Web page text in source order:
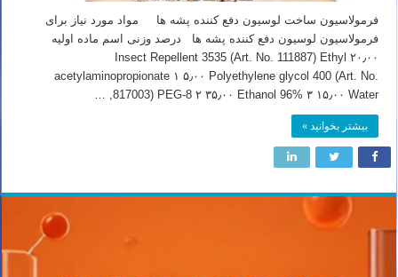
فرمولاسیون ساخت لوسیون دفع کننده پشه ها مواد مورد نیاز برای
فرمولاسیون لوسیون دفع کننده پشه ها درصد وزنی اسم ماده اولیه
۲۰٫۰۰ Insect Repellent 3535 (Art. No. 111887) Ethyl
acetylaminopropionate ۱ ۵٫۰۰ Polyethylene glycol 400 (Art. No.
817003) PEG-8 ۲ ۳۵٫۰۰ Ethanol 96% ۳ ۱۵٫۰۰ Water, …
بیشتر بخوانید »